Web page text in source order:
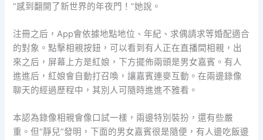
“感到翻開了新世界的年夜門！”她說。
注冊之后，App會依據地點地位、年紀、求偶請求等婚配適合
的對象。點擊相親按鈕，可以看到有人正在直播間相親，出
來之后，屏幕上方是紅娘，下方擺佈兩頭是男女嘉賓。有人
進進后，紅娘會自動打召喚，讓嘉賓連麥互動。在兩邊錄像
聊天的經過歷程中，其別人可隨時進進不雅看。
本認為錄像相親會像口試一樣，兩邊特別裝扮，還有些嚴
重。但“靜兒”發明，下面的男女嘉賓很是隨便，有人邊吃飯邊